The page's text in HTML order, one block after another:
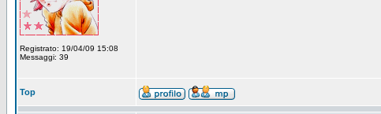
Registrato: 19/04/09 15:08
Messaggi: 39
Top